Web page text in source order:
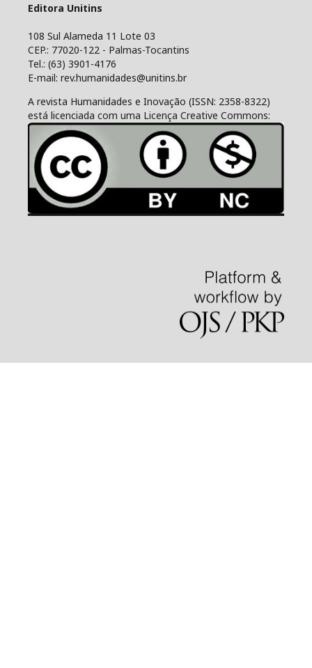
Editora Unitins
108 Sul Alameda 11 Lote 03
CEP.: 77020-122 - Palmas-Tocantins
Tel.: (63) 3901-4176
E-mail: rev.humanidades@unitins.br
A revista Humanidades e Inovação (ISSN: 2358-8322)
está licenciada com uma Licença Creative Commons: